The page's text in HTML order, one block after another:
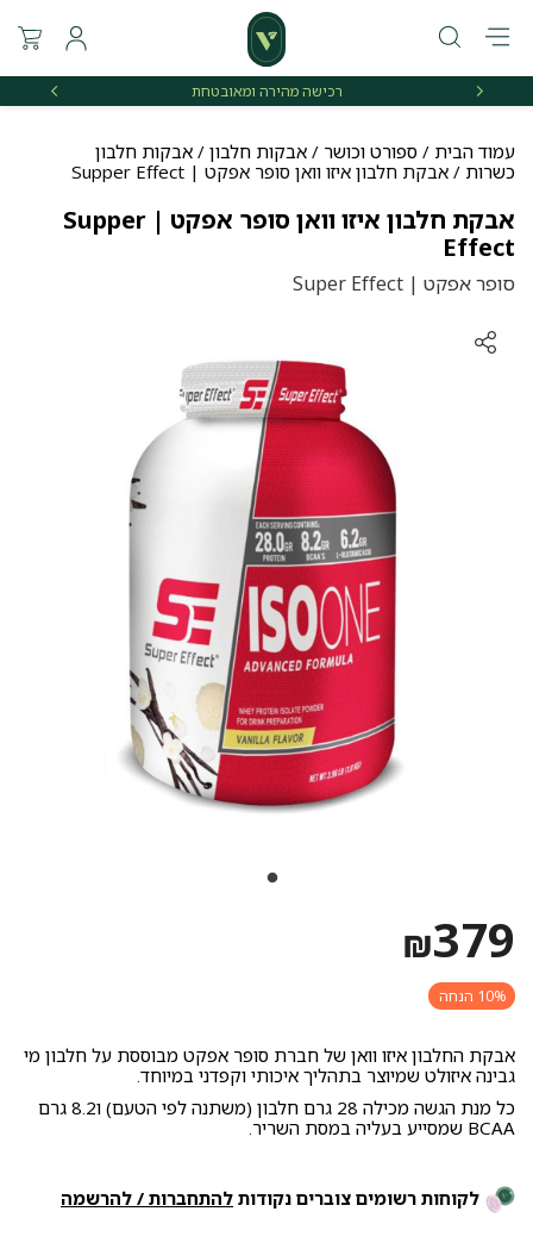
רכישה מהירה ומאובטחת
עמוד הבית / ספורט וכושר / אבקות חלבון / אבקות חלבון
כשרות / אבקת חלבון איזו וואן סופר אפקט | Supper Effect
אבקת חלבון איזו וואן סופר אפקט | Supper
Effect
סופר אפקט | Super Effect
₪379
10% הנחה
אבקת החלבון איזו וואן של חברת סופר אפקט מבוססת על חלבון מי
גבינה איזולט שמיוצר בתהליך איכותי וקפדני במיוחד.
כל מנת הגשה מכילה 28 גרם חלבון (משתנה לפי הטעם) ו8.2 גרם
BCAA שמסייע בעליה במסת השריר.
לקוחות רשומים צוברים נקודות להתחברות / להרשמה